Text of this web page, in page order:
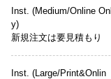
Inst. (Medium/Online Onl
y)
新規注文は要見積もり
Inst. (Large/Print&Onlin